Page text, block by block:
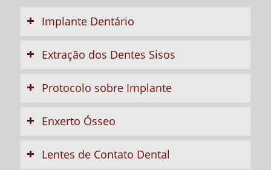
Implante Dentário
Extração dos Dentes Sisos
Protocolo sobre Implante
Enxerto Ósseo
Lentes de Contato Dental